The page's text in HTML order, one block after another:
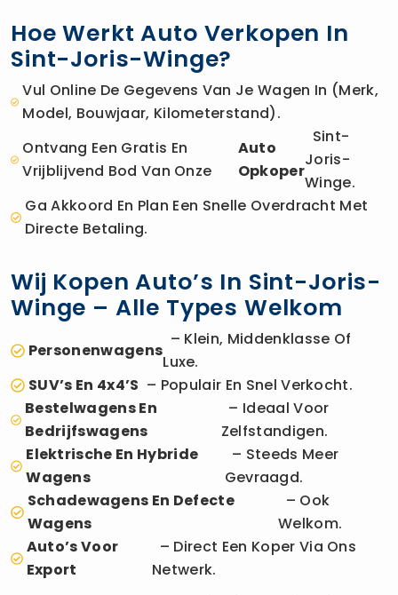
Hoe Werkt Auto Verkopen In
Sint-Joris-Winge?
Vul Online De Gegevens Van Je Wagen In (merk,
Model, Bouwjaar, Kilometerstand).
Ontvang Een Gratis En
Vrijblijvend Bod Van Onze
Auto
Opkoper
Sint-
Joris-
Winge.
Ga Akkoord En Plan Een Snelle Overdracht Met
Directe Betaling.
Wij Kopen Auto’s In Sint-Joris-
Winge – Alle Types Welkom
Personenwagens
– Klein, Middenklasse Of
Luxe.
SUV’s En 4x4’s – Populair En Snel Verkocht.
Bestelwagens En
Bedrijfswagens
– Ideaal Voor
Zelfstandigen.
Elektrische En Hybride
Wagens
– Steeds Meer
Gevraagd.
Schadewagens En Defecte
Wagens
– Ook
Welkom.
Auto’s Voor
Export
– Direct Een Koper Via Ons
Netwerk.